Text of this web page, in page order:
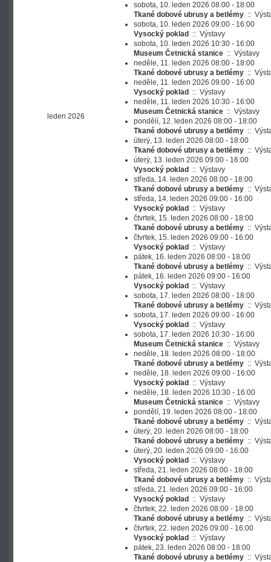
leden 2026
sobota, 10. leden 2026 08:00 - 18:00
Tkané dobové ubrusy a betlémy ::
sobota, 10. leden 2026 09:00 - 16:00
Vysocký poklad
:: Výstavy
sobota, 10. leden 2026 10:30 - 16:00
Museum Četnická stanice :: Výstavy
neděle, 11. leden 2026 08:00 - 18:00
Tkané dobové ubrusy a betlémy ::
neděle, 11. leden 2026 09:00 - 16:00
Vysocký poklad
:: Výstavy
neděle, 11. leden 2026 10:30 - 16:00
Museum Četnická stanice :: Výstavy
pondělí, 12. leden 2026 08:00 - 18:00
Tkané dobové ubrusy a betlémy ::
úterý, 13. leden 2026 08:00 - 18:00
Tkané dobové ubrusy a betlémy ::
úterý, 13. leden 2026 09:00 - 16:00
Vysocký poklad
:: Výstavy
středa, 14. leden 2026 08:00 - 18:00
Tkané dobové ubrusy a betlémy ::
středa, 14. leden 2026 09:00 - 16:00
Vysocký poklad
:: Výstavy
čtvrtek, 15. leden 2026 08:00 - 18:00
Tkané dobové ubrusy a betlémy ::
čtvrtek, 15. leden 2026 09:00 - 16:00
Vysocký poklad
:: Výstavy
pátek, 16. leden 2026 08:00 - 18:00
Tkané dobové ubrusy a betlémy ::
pátek, 16. leden 2026 09:00 - 16:00
Vysocký poklad
:: Výstavy
sobota, 17. leden 2026 08:00 - 18:00
Tkané dobové ubrusy a betlémy ::
sobota, 17. leden 2026 09:00 - 16:00
Vysocký poklad
:: Výstavy
sobota, 17. leden 2026 10:30 - 16:00
Museum Četnická stanice :: Výstavy
neděle, 18. leden 2026 08:00 - 18:00
Tkané dobové ubrusy a betlémy ::
neděle, 18. leden 2026 09:00 - 16:00
Vysocký poklad
:: Výstavy
neděle, 18. leden 2026 10:30 - 16:00
Museum Četnická stanice :: Výstavy
pondělí, 19. leden 2026 08:00 - 18:00
Tkané dobové ubrusy a betlémy ::
úterý, 20. leden 2026 08:00 - 18:00
Tkané dobové ubrusy a betlémy ::
úterý, 20. leden 2026 09:00 - 16:00
Vysocký poklad
:: Výstavy
středa, 21. leden 2026 08:00 - 18:00
Tkané dobové ubrusy a betlémy ::
středa, 21. leden 2026 09:00 - 16:00
Vysocký poklad
:: Výstavy
čtvrtek, 22. leden 2026 08:00 - 18:00
Tkané dobové ubrusy a betlémy ::
čtvrtek, 22. leden 2026 09:00 - 16:00
Vysocký poklad
:: Výstavy
pátek, 23. leden 2026 08:00 - 18:00
Tkané dobové ubrusy a betlémy ::